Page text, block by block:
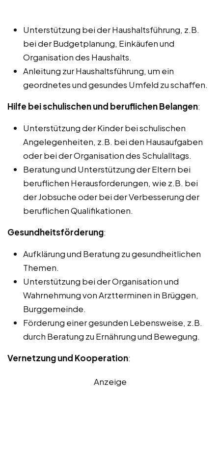
Unterstützung bei der Haushaltsführung, z.B.
bei der Budgetplanung, Einkäufen und
Organisation des Haushalts.
Anleitung zur Haushaltsführung, um ein
geordnetes und gesundes Umfeld zu schaffen.
Hilfe bei schulischen und beruflichen Belangen:
Unterstützung der Kinder bei schulischen
Angelegenheiten, z.B. bei den Hausaufgaben
oder bei der Organisation des Schulalltags.
Beratung und Unterstützung der Eltern bei
beruflichen Herausforderungen, wie z.B. bei
der Jobsuche oder bei der Verbesserung der
beruflichen Qualifikationen.
Gesundheitsförderung:
Aufklärung und Beratung zu gesundheitlichen
Themen.
Unterstützung bei der Organisation und
Wahrnehmung von Arztterminen in Brüggen,
Burggemeinde.
Förderung einer gesunden Lebensweise, z.B.
durch Beratung zu Ernährung und Bewegung.
Vernetzung und Kooperation:
Anzeige